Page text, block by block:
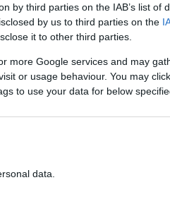
by third parties on the IAB’s list of
by us to third parties on the
it to other third parties.
more Google services and may
or usage behaviour. You may
to use your data for below
data.
GMT del miércoles)
Mayor Conjunto